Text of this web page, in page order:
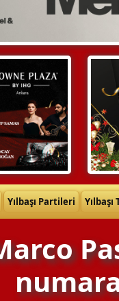
Yılbaşı Partileri Yılbaşı